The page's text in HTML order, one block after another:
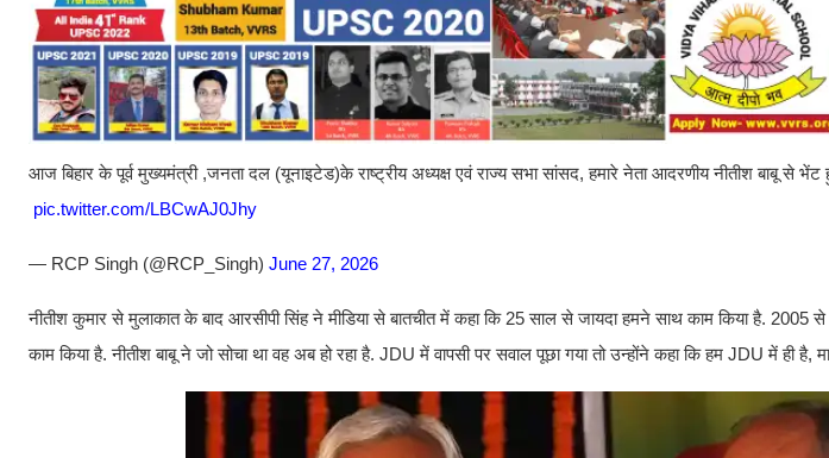
आज बिहार के पूर्व मुख्यमंत्री ,जनता दल (यूनाइटेड)के राष्ट्रीय अध्यक्ष एवं राज्य सभा सांसद, हमारे नेता आदरणीय नीतीश बाबू से
pic.twitter.com/LBCwAJ0Jhy
— RCP Singh (@RCP_Singh) June 27, 2026
नीतीश कुमार से मुलाकात के बाद आरसीपी सिंह ने मीडिया से बातचीत में कहा कि 25 साल से जायदा हमने साथ काम किया है. 2005
काम किया है. नीतीश बाबू ने जो सोचा था वह अब हो रहा है. JDU में वापसी पर सवाल पूछा गया तो उन्होंने कहा कि हम JDU में ही है,